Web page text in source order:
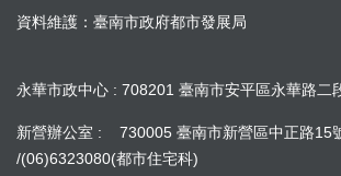
資料維護：臺南市政府都市發展局
永華市政中心 : 708201 臺南市安平區永華路
新營辦公室 : 730005 臺南市新營區中正路15
/(06)6323080(都市住宅科)